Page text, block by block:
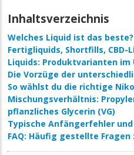
Inhaltsverzeichnis
Welches Liquid ist das beste?
Fertigliquids, Shortfills, CBD-
Liquids: Produktvarianten im
Die Vorzüge der
So wählst du die richtige
Mischungsverhältnis:
pflanzliches Glycerin (VG)
Typische Anfängerfehler
FAQ: Häufig gestellte Fragen